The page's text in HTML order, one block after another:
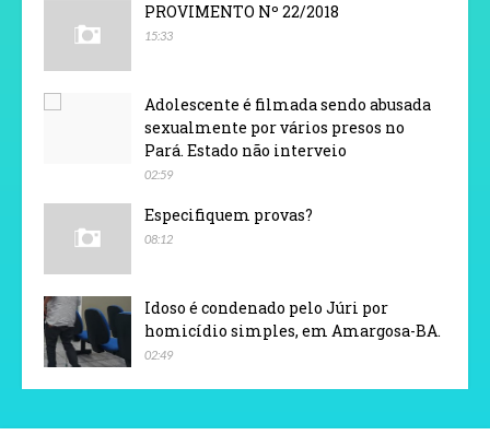
PROVIMENTO Nº 22/2018
15:33
Adolescente é filmada sendo abusada
sexualmente por vários presos no
Pará. Estado não interveio
02:59
Especifiquem provas?
08:12
Idoso é condenado pelo Júri por
homicídio simples, em Amargosa-BA.
02:49